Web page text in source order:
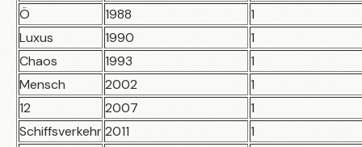
Ö
1988
1
Luxus
1990
1
Chaos
1993
1
Mensch
2002
1
12
2007
1
Schiffsverkehr2011
1